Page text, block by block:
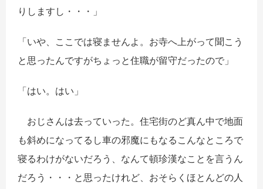
りしますし・・・」
「いや、ここでは寝ませんよ。お寺へ上がって聞こう
と思ったんですがちょっと住職が留守だったので」
「はい。はい」
おじさんは去っていった。住宅街のど真ん中で地面
も斜めになってるし車の邪魔にもなるこんなところで
寝るわけがないだろう、なんて頓珍漢なことを言うん
だろう・・・と思ったけれど、おそらくほとんどの人